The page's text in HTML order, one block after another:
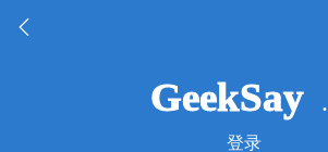
登录